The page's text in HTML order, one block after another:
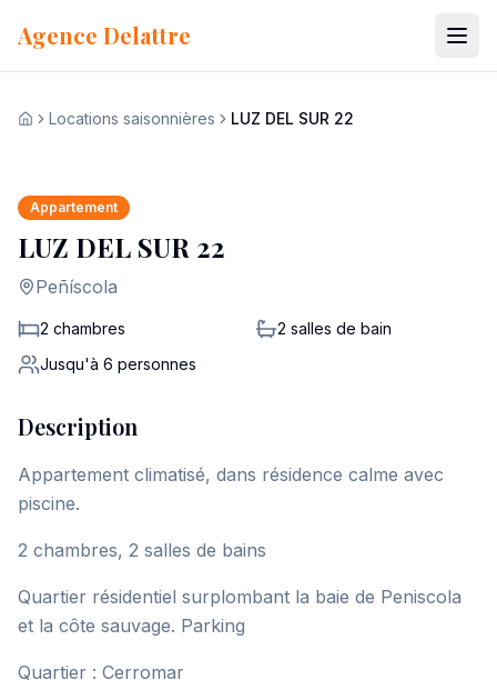
Agence Delattre
AccueilLocations saisonnières LUZ DEL SUR 22Voir les 30 photos
Appartement
LUZ DEL SUR 22
Peñíscola
2 chambres 2 salles de bain
Jusqu'à 6 personnes
Description
Appartement climatisé, dans résidence calme avec
piscine.
2 chambres, 2 salles de bains
Quartier résidentiel surplombant la baie de Peniscola
et la côte sauvage. Parking
Quartier : Cerromar